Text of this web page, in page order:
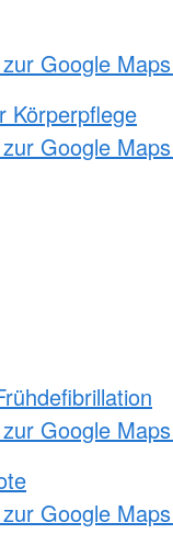
Google
Körperpflege
Google
Google
Google